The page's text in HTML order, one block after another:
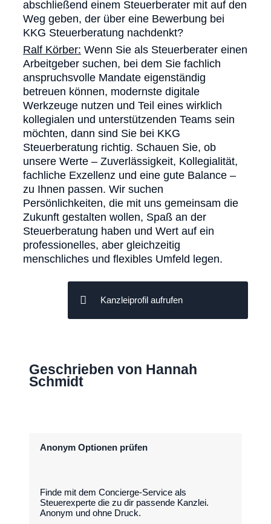
abschließend einem Steuerberater mit auf den
Weg geben, der über eine Bewerbung bei
KKG Steuerberatung nachdenkt?
Ralf Körber: Wenn Sie als Steuerberater einen
Arbeitgeber suchen, bei dem Sie fachlich
anspruchsvolle Mandate eigenständig
betreuen können, modernste digitale
Werkzeuge nutzen und Teil eines wirklich
kollegialen und unterstützenden Teams sein
möchten, dann sind Sie bei KKG
Steuerberatung richtig. Schauen Sie, ob
unsere Werte – Zuverlässigkeit, Kollegialität,
fachliche Exzellenz und eine gute Balance –
zu Ihnen passen. Wir suchen
Persönlichkeiten, die mit uns gemeinsam die
Zukunft gestalten wollen, Spaß an der
Steuerberatung haben und Wert auf ein
professionelles, aber gleichzeitig
menschliches und flexibles Umfeld legen.
Kanzleiprofil aufrufen
Geschrieben von Hannah
Schmidt
Anonym Optionen prüfen
Finde mit dem Concierge-Service als
Steuerexperte die zu dir passende Kanzlei.
Anonym und ohne Druck.